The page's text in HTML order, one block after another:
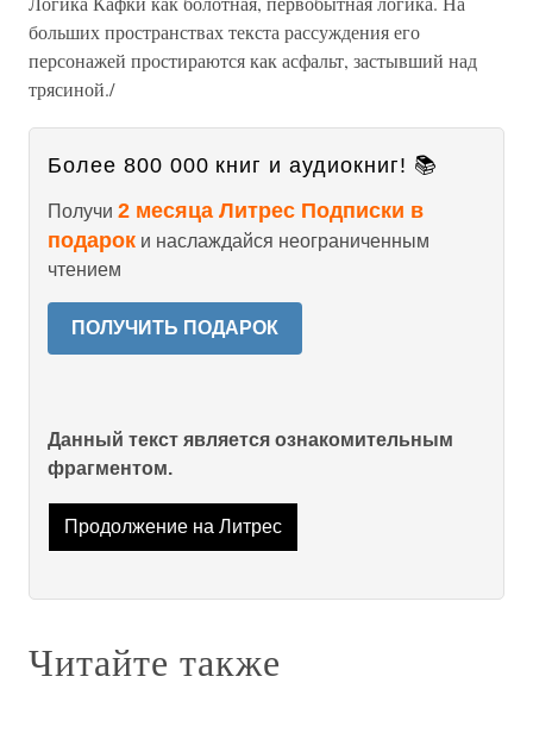
больших пространствах текста рассуждения его
персонажей простираются как асфальт, застывший над
трясиной./
Более 800 000 книг и аудиокниг! 📚
Получи 2 месяца Литрес Подписки в
подарок и наслаждайся неограниченным
чтением
ПОЛУЧИТЬ ПОДАРОК
Данный текст является ознакомительным
фрагментом.
Продолжение на Литрес
Читайте также